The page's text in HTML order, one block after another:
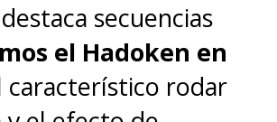
secuencias
el Hadoken en
característico rodar